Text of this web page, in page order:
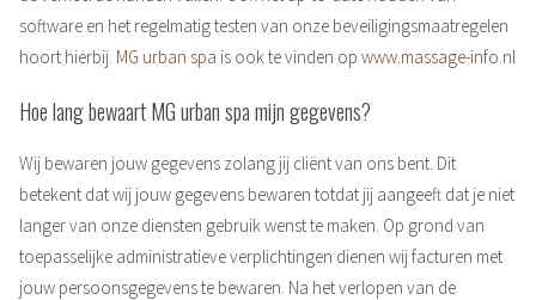
software en het regelmatig testen van onze beveiligingsmaatregelen
hoort hierbij. MG urban spa is ook te vinden op www.massage-info.nl
Hoe lang bewaart MG urban spa mijn gegevens?
Wij bewaren jouw gegevens zolang jij cliënt van ons bent. Dit
betekent dat wij jouw gegevens bewaren totdat jij aangeeft dat je niet
langer van onze diensten gebruik wenst te maken. Op grond van
toepasselijke administratieve verplichtingen dienen wij facturen met
jouw persoonsgegevens te bewaren. Na het verlopen van de